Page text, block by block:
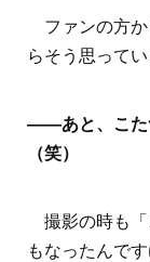
ファンの方か
らそう思ってい
――あと、こた
（笑）
撮影の時も「
もなったんで